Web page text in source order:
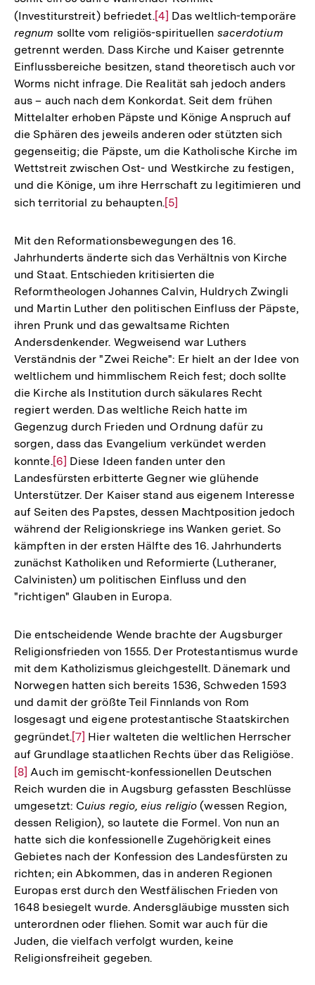
(Investiturstreit) befriedet.Zur
Auflösung
der
Fußnote
[4] Das weltlich-temporäre
regnum sollte vom religiös-spirituellen sacerdotium
getrennt werden. Dass Kirche und Kaiser getrennte
Einflussbereiche besitzen, stand theoretisch auch vor
Worms nicht infrage. Die Realität sah jedoch anders
aus – auch nach dem Konkordat. Seit dem frühen
Mittelalter erhoben Päpste und Könige Anspruch auf
die Sphären des jeweils anderen oder stützten sich
gegenseitig; die Päpste, um die Katholische Kirche im
Wettstreit zwischen Ost- und Westkirche zu festigen,
und die Könige, um ihre Herrschaft zu legitimieren und
sich territorial zu behaupten.Zur
der
Fußnote
[5]
Mit den Reformationsbewegungen des 16.
Jahrhunderts änderte sich das Verhältnis von Kirche
und Staat. Entschieden kritisierten die
Reformtheologen Johannes Calvin, Huldrych Zwingli
und Martin Luther den politischen Einfluss der Päpste,
ihren Prunk und das gewaltsame Richten
Andersdenkender. Wegweisend war Luthers
Verständnis der "Zwei Reiche": Er hielt an der Idee von
weltlichem und himmlischem Reich fest; doch sollte
die Kirche als Institution durch säkulares Recht
regiert werden. Das weltliche Reich hatte im
Gegenzug durch Frieden und Ordnung dafür zu
sorgen, dass das Evangelium verkündet werden
konnte.Zur
Auflösung
der
Fußnote
[6] Diese Ideen fanden unter den
Landesfürsten erbitterte Gegner wie glühende
Unterstützer. Der Kaiser stand aus eigenem Interesse
auf Seiten des Papstes, dessen Machtposition jedoch
während der Religionskriege ins Wanken geriet. So
kämpften in der ersten Hälfte des 16. Jahrhunderts
zunächst Katholiken und Reformierte (Lutheraner,
Calvinisten) um politischen Einfluss und den
"richtigen" Glauben in Europa.
Die entscheidende Wende brachte der Augsburger
Religionsfrieden von 1555. Der Protestantismus wurde
mit dem Katholizismus gleichgestellt. Dänemark und
Norwegen hatten sich bereits 1536, Schweden 1593
und damit der größte Teil Finnlands von Rom
losgesagt und eigene protestantische Staatskirchen
gegründet.Zur
Auflösung
der
Fußnote
[7] Hier walteten die weltlichen Herrscher
auf Grundlage staatlichen Rechts über das Religiöse.
[8] Auch im gemischt-konfessionellen Deutschen
Reich wurden die in Augsburg gefassten Beschlüsse
umgesetzt: Cuius regio, eius religio (wessen Region,
dessen Religion), so lautete die Formel. Von nun an
hatte sich die konfessionelle Zugehörigkeit eines
Gebietes nach der Konfession des Landesfürsten zu
richten; ein Abkommen, das in anderen Regionen
Europas erst durch den Westfälischen Frieden von
1648 besiegelt wurde. Andersgläubige mussten sich
unterordnen oder fliehen. Somit war auch für die
Juden, die vielfach verfolgt wurden, keine
Religionsfreiheit gegeben.